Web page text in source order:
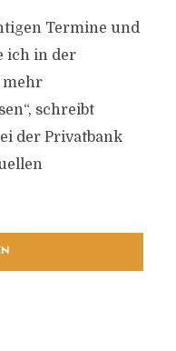
Termine und
ich in der
mehr
schreibt
der Privatbank